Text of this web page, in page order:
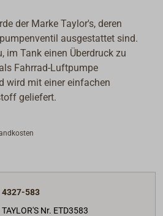
der Marke Taylor's, deren
ausgestattet sind.
im Tank einen Überdruck zu
Fahrrad-Luftpumpe
wird mit einer einfachen
geliefert.
4327-583
TAYLOR'S Nr. ETD3583